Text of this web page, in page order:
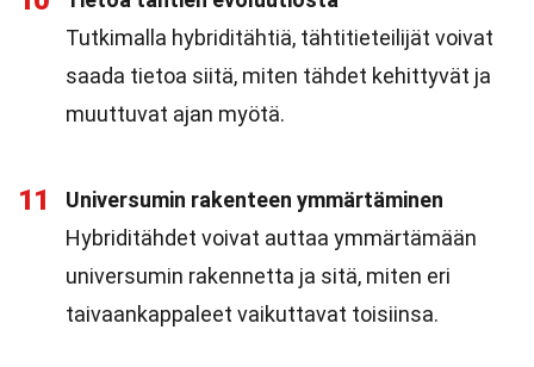
Tutkimalla hybriditähtiä, tähtitieteilijät voivat
saada tietoa siitä, miten tähdet kehittyvät ja
muuttuvat ajan myötä.
11
Universumin rakenteen ymmärtäminen
Hybriditähdet voivat auttaa ymmärtämään
universumin rakennetta ja sitä, miten eri
taivaankappaleet vaikuttavat toisiinsa.